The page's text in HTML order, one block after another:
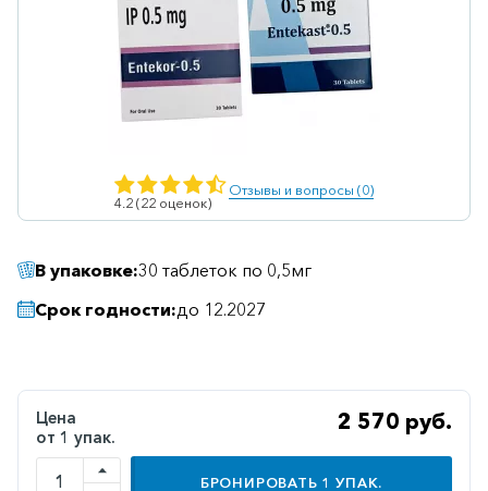
Ветеринарные
Витаминные
Гепатопротекторы
Гинекология
Желудочно-
кишечные
Иммунодепрессанты
4.2 (22 оценок)
Отзывы и вопросы (0)
В упаковке:30 таблеток по 0,5мг
Срок годности:до 12.2027
Цена
от 1 упак.
2 570 руб.
БРОНИРОВАТЬ 1 УПАК.